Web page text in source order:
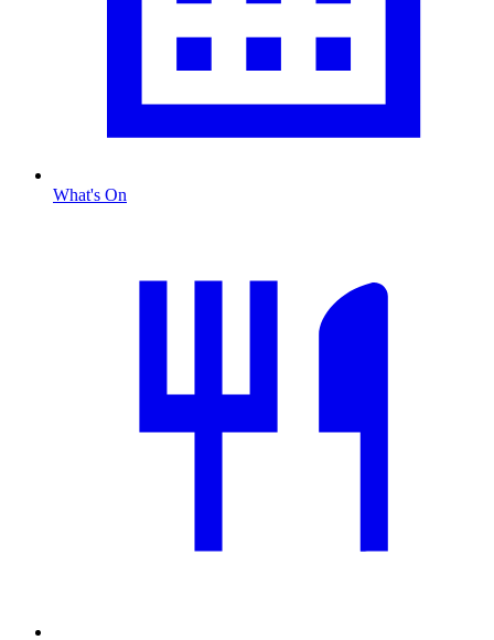
What's On